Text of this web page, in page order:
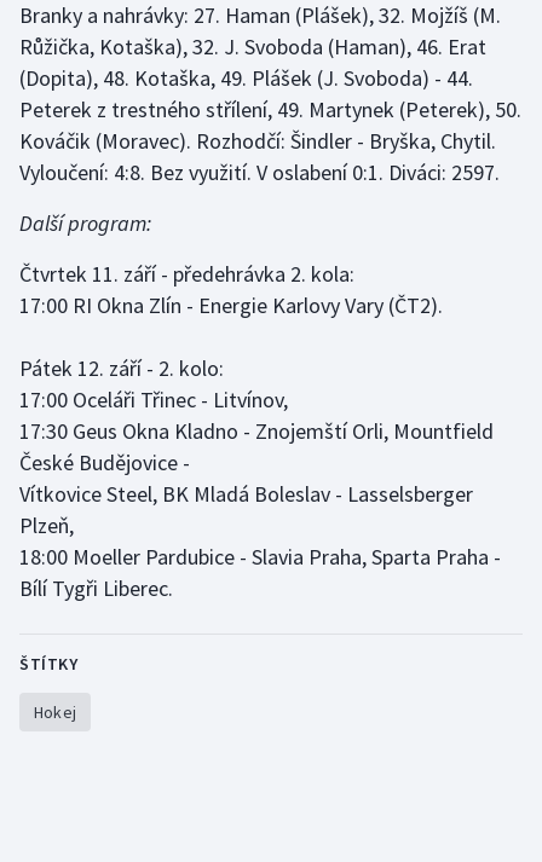
Branky a nahrávky: 27. Haman (Plášek), 32. Mojžíš (M.
Růžička, Kotaška), 32. J. Svoboda (Haman), 46. Erat
(Dopita), 48. Kotaška, 49. Plášek (J. Svoboda) - 44.
Peterek z trestného střílení, 49. Martynek (Peterek), 50.
Kováčik (Moravec). Rozhodčí: Šindler - Bryška, Chytil.
Vyloučení: 4:8. Bez využití. V oslabení 0:1. Diváci: 2597.
Další program:
Čtvrtek 11. září - předehrávka 2. kola:
17:00 RI Okna Zlín - Energie Karlovy Vary (ČT2).
Pátek 12. září - 2. kolo:
17:00 Oceláři Třinec - Litvínov,
17:30 Geus Okna Kladno - Znojemští Orli, Mountfield
České Budějovice -
Vítkovice Steel, BK Mladá Boleslav - Lasselsberger
Plzeň,
18:00 Moeller Pardubice - Slavia Praha, Sparta Praha -
Bílí Tygři Liberec.
ŠTÍTKY
Hokej